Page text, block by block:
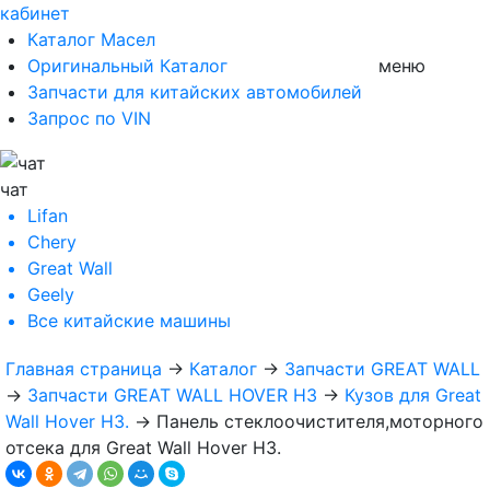
кабинет
Каталог Масел
Оригинальный Каталог
Запчасти для китайских автомобилей
Запрос по VIN
меню
чат
Lifan
Chery
Great Wall
Geely
Все китайские машины
Главная страница → Каталог → Запчасти GREAT WALL
→ Запчасти GREAT WALL HOVER H3 → Кузов для Great
Wall Hover H3. → Панель стеклоочистителя,моторного
отсека для Great Wall Hover H3.